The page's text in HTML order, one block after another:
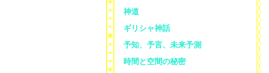
神道
ギリシャ神話
予知、予言、未来予測
時間と空間の秘密